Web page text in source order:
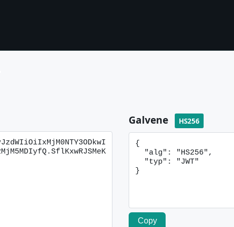
Galvene HS256
Copy